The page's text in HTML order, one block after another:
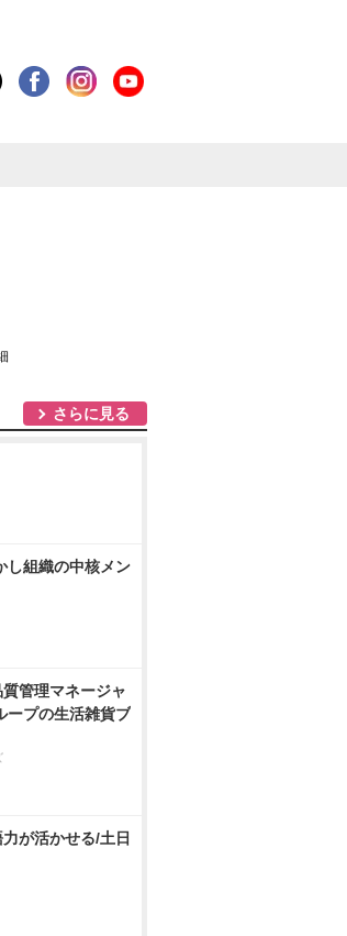
さらに見る
し組織の中核メン
管理マネージャ
ープの生活雑貨ブ
が活かせる/土日